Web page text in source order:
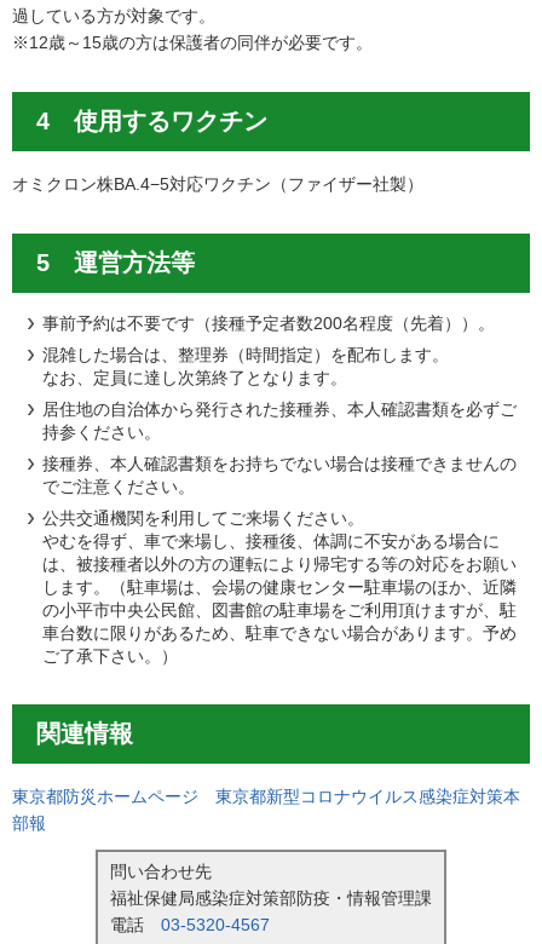
過している方が対象です。
※12歳～15歳の方は保護者の同伴が必要です。
4 使用するワクチン
オミクロン株BA.4−5対応ワクチン（ファイザー社製）
5 運営方法等
事前予約は不要です（接種予定者数200名程度（先着））。
混雑した場合は、整理券（時間指定）を配布します。
なお、定員に達し次第終了となります。
居住地の自治体から発行された接種券、本人確認書類を必ずご
持参ください。
接種券、本人確認書類をお持ちでない場合は接種できませんの
でご注意ください。
公共交通機関を利用してご来場ください。
やむを得ず、車で来場し、接種後、体調に不安がある場合に
は、被接種者以外の方の運転により帰宅する等の対応をお願い
します。（駐車場は、会場の健康センター駐車場のほか、近隣
の小平市中央公民館、図書館の駐車場をご利用頂けますが、駐
車台数に限りがあるため、駐車できない場合があります。予め
ご了承下さい。）
関連情報
東京都防災ホームページ 東京都新型コロナウイルス感染症対策本
部報
問い合わせ先
福祉保健局感染症対策部防疫・情報管理課
電話 03-5320-4567